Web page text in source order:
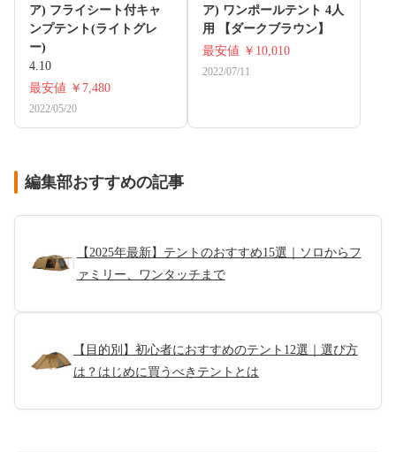
ア) フライシート付キャ
ンプテント(ライトグレ
ー)
4.10
最安値 ￥7,480
2022/05/20
ア) ワンポールテント 4人
用 【ダークブラウン】
最安値 ￥10,010
2022/07/11
編集部おすすめの記事
【2025年最新】テントのおすすめ15選｜ソロからフ
ァミリー、ワンタッチまで
【目的別】初心者におすすめのテント12選｜選び方
は？はじめに買うべきテントとは